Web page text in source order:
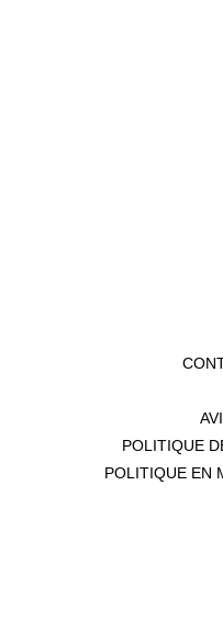
POLITIQUE
POLITIQUE EN